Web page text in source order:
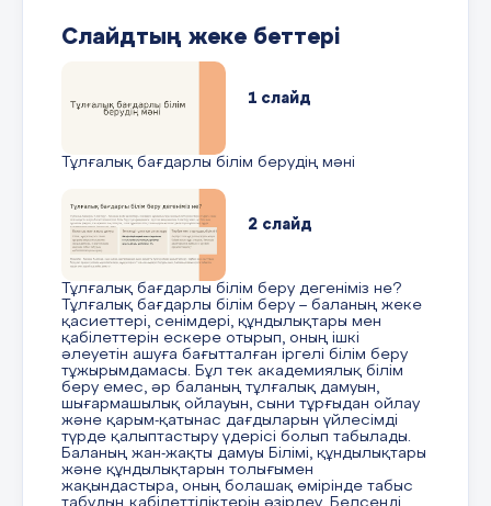
Слайдтың жеке беттері
1 слайд
Тұлғалық бағдарлы білім берудің мәні
2 слайд
Тұлғалық бағдарлы білім беру дегеніміз не?
Тұлғалық бағдарлы білім беру – баланың жеке
қасиеттері, сенімдері, құндылықтары мен
қабілеттерін ескере отырып, оның ішкі
әлеуетін ашуға бағытталған іргелі білім беру
тұжырымдамасы. Бұл тек академиялық білім
беру емес, әр баланың тұлғалық дамуын,
шығармашылық ойлауын, сыни тұрғыдан ойлау
және қарым-қатынас дағдыларын үйлесімді
түрде қалыптастыру үдерісі болып табылады.
Баланың жан-жақты дамуы Білімі, құндылықтары
және құндылықтарын толығымен
жақындастыра, оның болашақ өмірінде табыс
табудың қабілеттіліктерін әзірлеу. Белсенді